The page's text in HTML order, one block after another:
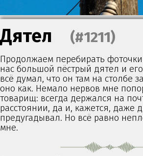
Дятел (#1211)
Продолжаем перебирать фоточки
нас большой пёстрый дятел и
всё думал, что он там на столбе
оно как. Немало нервов мне
товарищ: всегда держался на
расстоянии, да и, кажется, даже
предугадывал. Но всё равно
мне.